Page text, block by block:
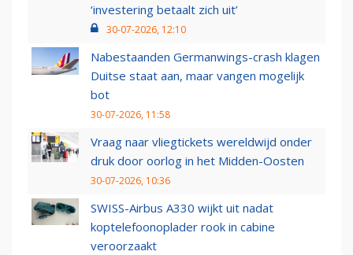
‘investering betaalt zich uit’
30-07-2026, 12:10
Nabestaanden Germanwings-crash klagen
Duitse staat aan, maar vangen mogelijk
bot
30-07-2026, 11:58
Vraag naar vliegtickets wereldwijd onder
druk door oorlog in het Midden-Oosten
30-07-2026, 10:36
SWISS-Airbus A330 wijkt uit nadat
koptelefoonoplader rook in cabine
veroorzaakt